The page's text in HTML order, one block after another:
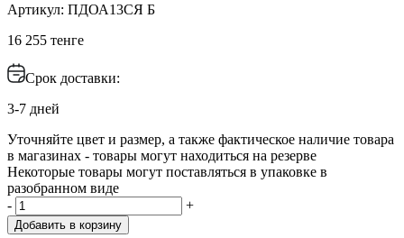
Артикул: ПДОА13СЯ Б
16 255 тенге
Срок доставки:
3-7 дней
Уточняйте цвет и размер, а также фактическое наличие товара
в магазинах - товары могут находиться на резерве
Некоторые товары могут поставляться в упаковке в
разобранном виде
-
+
Добавить в корзину